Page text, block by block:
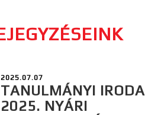
2025.07.07
TANULMÁNYI IRODA
2025. NYÁRI